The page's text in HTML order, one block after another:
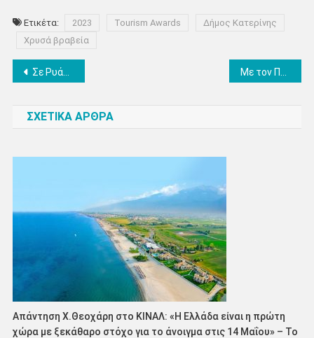
Ετικέτα: 2023 Tourism Awards
Δήμος Κατερίνης
Χρυσά βραβεία
Πλοήγηση
Σε Ρυάκια, Καστανιά και Κολινδρό αύριο Σάββατο 29 Απριλίου ο υποψήφιος βουλευτής Ν.Δ Πιερίας Σπύρος Κουλκουδίνας
ΣΧΕΤΙΚΑ ΑΡΘΡΑ
Απάντηση Χ.Θεοχάρη στο ΚΙΝΑΛ: «Η Ελλάδα είναι η πρώτη
χώρα με ξεκάθαρο στόχο για το άνοιγμα στις 14 Μαΐου» – Το